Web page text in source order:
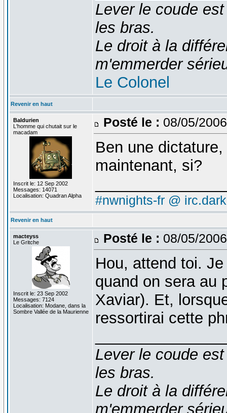
Lever le coude
les bras.
Le droit à la
m'emmerder
Le Colonel
Revenir en haut
Baldurien
L'homme qui chutait sur le
macadam
Inscrit le: 12 Sep 2002
Messages: 14071
Localisation: Quadran Alpha
Posté le : 08/05/
Ben une
maintenant, si?
#nwnights-fr @
Revenir en haut
macteyss
Le Gritche
Inscrit le: 23 Sep 2002
Messages: 7124
Localisation: Modane, dans la
Sombre Vallée de la Maurienne
Posté le : 08/05/
Hou, attend toi.
quand on sera au
Xaviar). Et,
ressortirai cette
Lever le coude
les bras.
Le droit à la
m'emmerder